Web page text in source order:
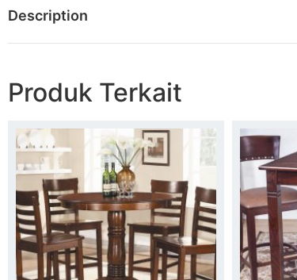
Description
Produk Terkait